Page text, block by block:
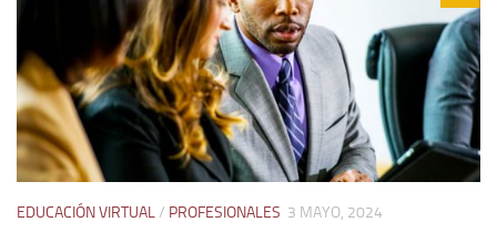
EDUCACIÓN VIRTUAL/ PROFESIONALES 3 MAYO, 2024